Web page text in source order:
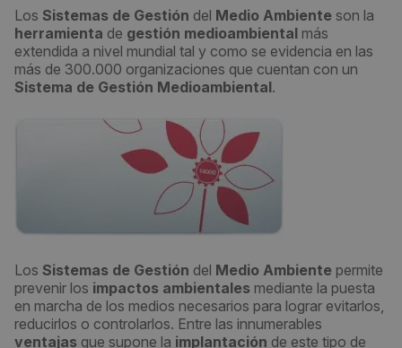
Los Sistemas de Gestión del Medio Ambiente son la
herramienta de gestión medioambiental más
extendida a nivel mundial tal y como se evidencia en las
más de 300.000 organizaciones que cuentan con un
Sistema de Gestión Medioambiental.
Los Sistemas de Gestión del Medio Ambiente permite
prevenir los impactos ambientales mediante la puesta
en marcha de los medios necesarios para lograr evitarlos,
reducirlos o controlarlos. Entre las innumerables
ventajas que supone la implantación de este tipo de